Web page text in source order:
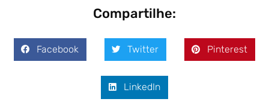
Compartilhe:
Facebook Twitter Pinterest
LinkedIn